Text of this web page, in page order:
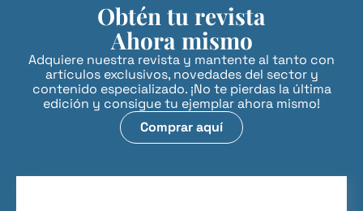
Obtén tu revista
Ahora mismo
Adquiere nuestra revista y mantente al tanto con
artículos exclusivos, novedades del sector y
contenido especializado. ¡No te pierdas la última
edición y consigue tu ejemplar ahora mismo!
Comprar aquí